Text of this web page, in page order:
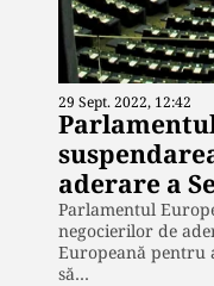
29 Sept. 2022, 12:42
aderare a
Parlamentul
negocierilor de
Europeană pentru
să…